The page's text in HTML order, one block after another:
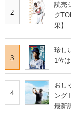
2
読売
グ
果】
3
珍し
1位
4
おし
ング
最新